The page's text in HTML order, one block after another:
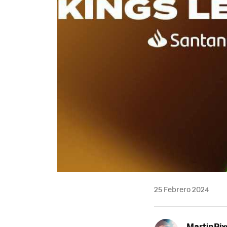
25 Febrero 2024